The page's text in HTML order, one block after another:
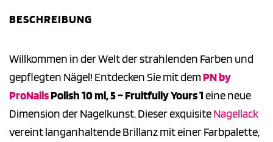
BESCHREIBUNG
Willkommen in der Welt der strahlenden Farben und
gepflegten Nägel! Entdecken Sie mit demPN by
ProNailsPolish 10 ml, 5 – Fruitfully Yours 1eine neue
Dimension der Nagelkunst. Dieser exquisiteNagellack
vereint langanhaltende Brillanz mit einer Farbpalette,